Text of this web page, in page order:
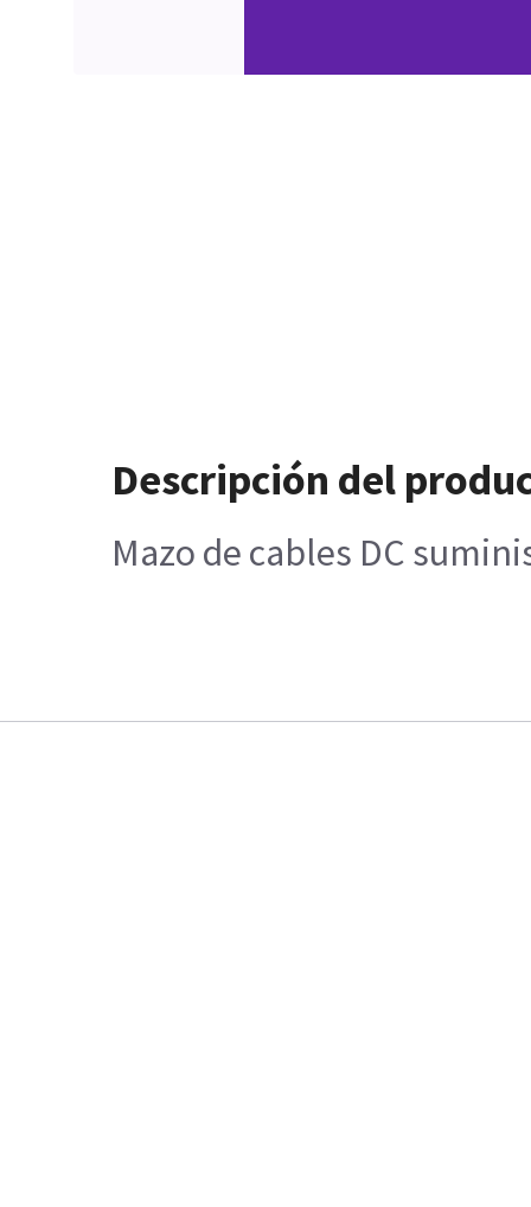
Descripción del
Mazo de cables DC